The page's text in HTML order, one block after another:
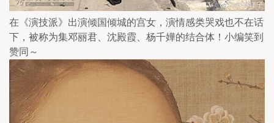
在《演技派》出演倾国倾城的宫女，演情感类哭戏也不在话
下，被称为集邓丽君、沈殿霞、杨千嬅的结合体！小编笑到
赞同～